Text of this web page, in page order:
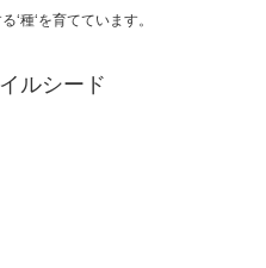
‘種‘を育てています。
ルシード